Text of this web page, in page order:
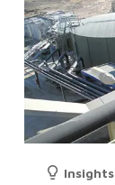
Insights